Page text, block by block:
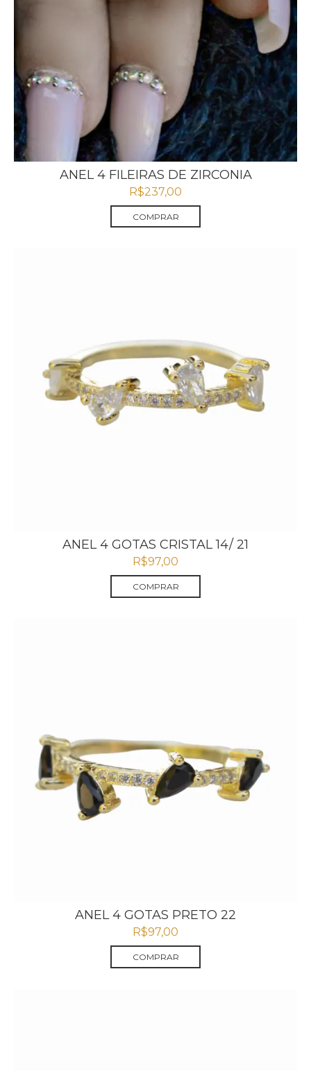
ANEL 4 FILEIRAS DE ZIRCONIA
R$237,00
COMPRAR
ANEL 4 GOTAS CRISTAL 14/ 21
R$97,00
COMPRAR
ANEL 4 GOTAS PRETO 22
R$97,00
COMPRAR